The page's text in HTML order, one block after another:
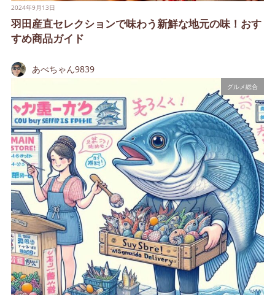
2024年9月13日
羽田産直セレクションで味わう新鮮な地元の味！おす
すめ商品ガイド
あべちゃん9839
グルメ総合